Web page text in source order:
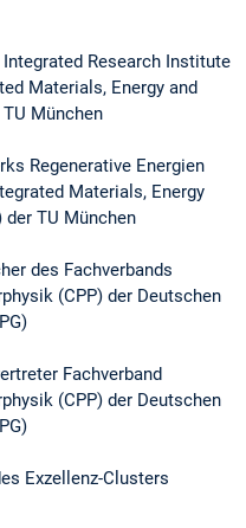
Research Institute
Materials, Energy and
München
Regenerative Energien
Materials, Energy
der TU München
des Fachverbands
(CPP) der Deutschen
Fachverband
(CPP) der Deutschen
Exzellenz-Clusters